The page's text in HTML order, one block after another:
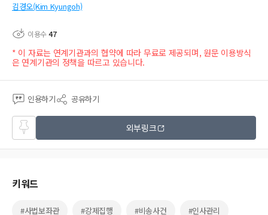
김경오(Kim Kyungoh)
이용수47
* 이 자료는 연계기관과의 협약에 따라 무료로 제공되며, 원문 이용방식
은 연계기관의 정책을 따르고 있습니다.
인용하기 공유하기
즐겨
찾기
외부링크
키워드
#사법보좌관 #강제집행 #비송사건 #인사관리